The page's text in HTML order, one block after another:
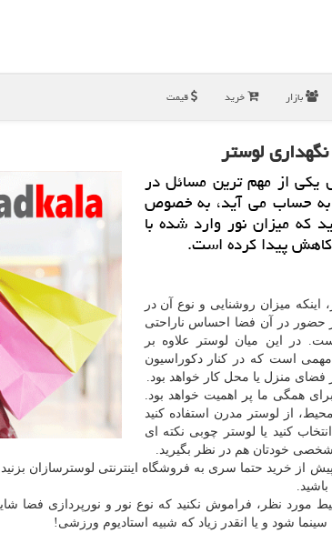
بازار خرید قیمت
لوستر
یكی از مهم ترین مسائل در
حساب می آید، به خصوص
كه میزان نور وارد شده با
كاهش پیدا كرده است.
اینكه میزان روشنایی و نوع آن در
حضور در آن فضا احساس ناراحتی
در این میان لوستر علاوه بر
است كه در كنار دكوراسیون
منزل یا محل كار خواهد بود.
همگی ما پر اهمیت خواهد بود.
از لوستر مدرن استفاده كنید
كنید یا لوستر چوبی نكته ای
خودتان هم در نظر بگیرید.
خرید حتما سری به فروشگاه اینترنتی لوسترسازان بزنید و
باشید.
مورد نظر، فراموش نكنید كه نوع نور و نورپردازی فضا
سینما شود و یا انقدر زیاد كه شبیه استادیوم ورزشی!